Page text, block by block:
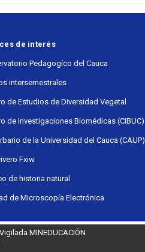
de interés
Pedagogíco del Cauca
intersemestrales
de Estudios de Diversidad Vegetal
de Investigaciones Biomédicas (CIBUC)
de la Universidad del Cauca (CAUP)
Fxiw
de historia natural
de Microscopía Electrónica
Vigilada MINEDUCACIÓN